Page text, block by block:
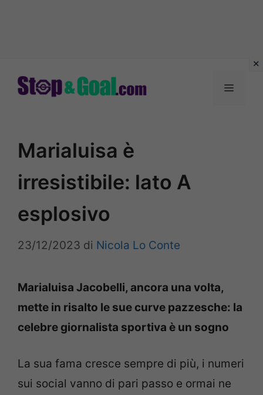
Menu
Marialuisa è
irresistibile: lato A
esplosivo
23/12/2023 di Nicola Lo Conte
Marialuisa Jacobelli, ancora una volta,
mette in risalto le sue curve pazzesche: la
celebre giornalista sportiva è un sogno
La sua fama cresce sempre di più, i numeri
sui social vanno di pari passo e ormai ne